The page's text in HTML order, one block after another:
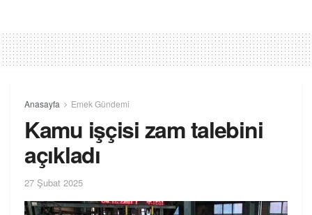
Anasayfa Emek Gündemi
Kamu işçisi zam talebini
açıkladı
27 Şubat 2025